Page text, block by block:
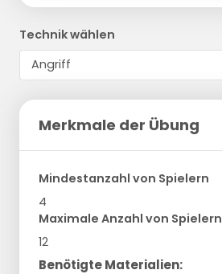
Technik wählen
Merkmale der Übung
Mindestanzahl von Spielern
4
Maximale Anzahl von Spielern
12
Benötigte Materialien: